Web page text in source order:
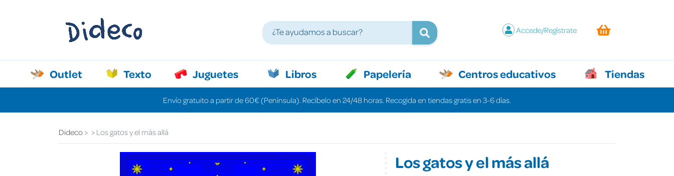
Accede/Regístrate
Outlet Texto Juguetes Libros Papelería Centros educativos Tiendas
Envío gratuito a partir de 60€ (Península). Recíbelo en 24/48 horas. Recogida en tiendas gratis en 3-6 días.
Dideco Los gatos y el más allá
Los gatos y el más allá